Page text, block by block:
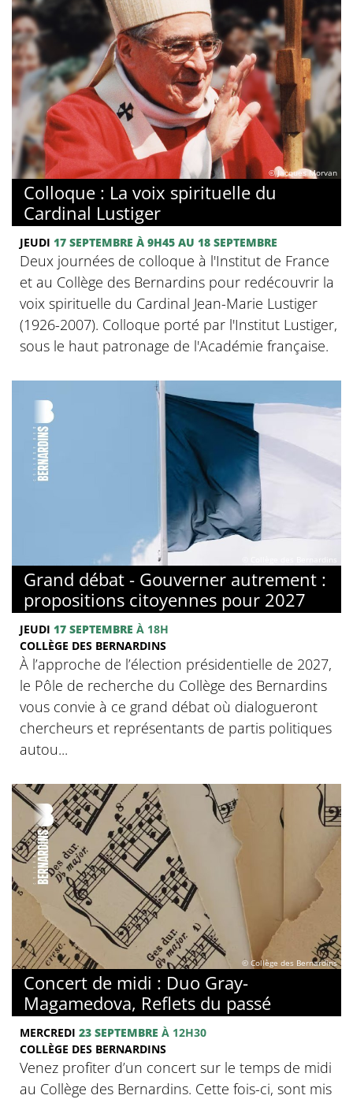
© Jacques Morvan
Colloque : La voix spirituelle du
Cardinal Lustiger
JEUDI 17 SEPTEMBRE À 9H45 AU 18 SEPTEMBRE
Deux journées de colloque à l'Institut de France
et au Collège des Bernardins pour redécouvrir la
voix spirituelle du Cardinal Jean-Marie Lustiger
(1926-2007). Colloque porté par l'Institut Lustiger,
sous le haut patronage de l'Académie française.
Grand débat - Gouverner autrement :
propositions citoyennes pour 2027
JEUDI 17 SEPTEMBRE À 18H
COLLÈGE DES BERNARDINS
À l’approche de l’élection présidentielle de 2027,
le Pôle de recherche du Collège des Bernardins
vous convie à ce grand débat où dialogueront
chercheurs et représentants de partis politiques
autou...
© Collège des Bernardins
Concert de midi : Duo Gray-
Magamedova, Reflets du passé
MERCREDI 23 SEPTEMBRE À 12H30
COLLÈGE DES BERNARDINS
Venez profiter d’un concert sur le temps de midi
au Collège des Bernardins. Cette fois-ci, sont mis